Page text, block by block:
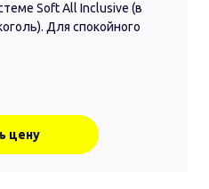
Soft All Inclusive (в
Для спокойного
цену